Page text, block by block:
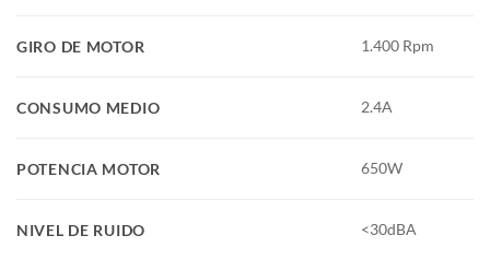
GIRO DE MOTOR 1.400 Rpm
CONSUMO MEDIO 2.4A
POTENCIA MOTOR 650W
NIVEL DE RUIDO <30dBA